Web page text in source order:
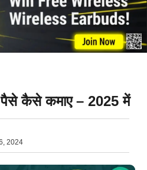
कैसे कमाए – 2025 में
2024